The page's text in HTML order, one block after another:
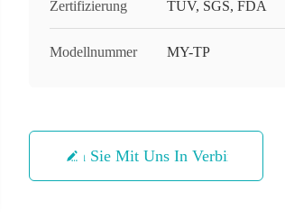
Zertifizierung TUV, SGS, FDA
Modellnummer MY-TP
Treten Sie Mit Uns In Verbindung